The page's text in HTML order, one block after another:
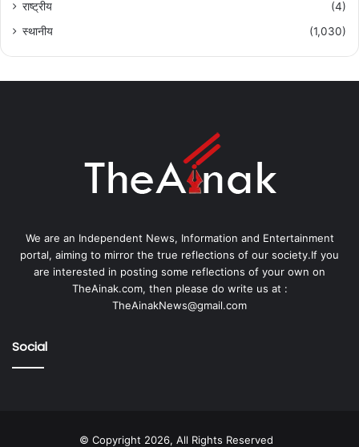
राष्ट्रीय
(4)
स्थानीय
(1,030)
We are an Independent News, Information and Entertainment
portal, aiming to mirror the true reflections of our society.If you
are interested in posting some reflections of your own on
TheAinak.com, then please do write us at :
TheAinakNews@gmail.com
Social
© Copyright 2026, All Rights Reserved